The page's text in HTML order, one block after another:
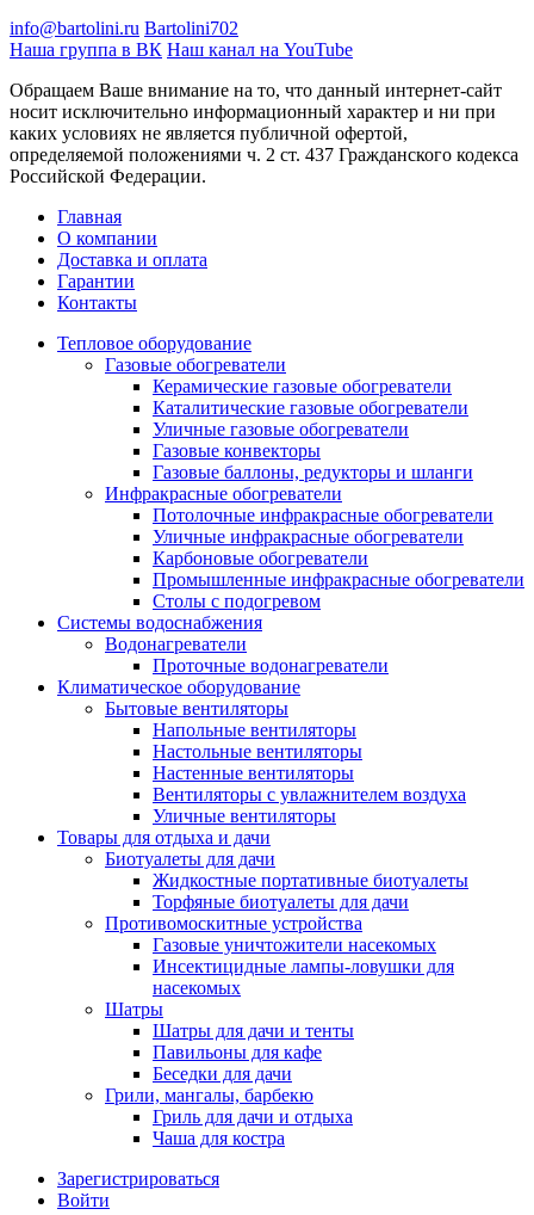
info@bartolini.ru Bartolini702
Наша группа в ВК Наш канал на YouTube
Обращаем Ваше внимание на то, что данный интернет-сайт
носит исключительно информационный характер и ни при
каких условиях не является публичной офертой,
определяемой положениями ч. 2 ст. 437 Гражданского кодекса
Российской Федерации.
Главная
О компании
Доставка и оплата
Гарантии
Контакты
Тепловое оборудование
Газовые обогреватели
Керамические газовые обогреватели
Каталитические газовые обогреватели
Уличные газовые обогреватели
Газовые конвекторы
Газовые баллоны, редукторы и шланги
Инфракрасные обогреватели
Потолочные инфракрасные обогреватели
Уличные инфракрасные обогреватели
Карбоновые обогреватели
Промышленные инфракрасные обогреватели
Столы с подогревом
Системы водоснабжения
Водонагреватели
Проточные водонагреватели
Климатическое оборудование
Бытовые вентиляторы
Напольные вентиляторы
Настольные вентиляторы
Настенные вентиляторы
Вентиляторы с увлажнителем воздуха
Уличные вентиляторы
Товары для отдыха и дачи
Биотуалеты для дачи
Жидкостные портативные биотуалеты
Торфяные биотуалеты для дачи
Противомоскитные устройства
Газовые уничтожители насекомых
Инсектицидные лампы-ловушки для
насекомых
Шатры
Шатры для дачи и тенты
Павильоны для кафе
Беседки для дачи
Грили, мангалы, барбекю
Гриль для дачи и отдыха
Чаша для костра
Зарегистрироваться
Войти